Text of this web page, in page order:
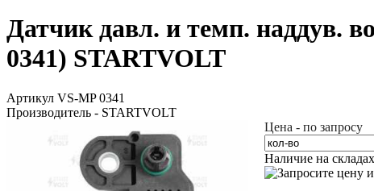
Датчик давл. и темп. наддув.
0341) STARTVOLT
Артикул VS-MP 0341
Производитель - STARTVOLT
Цена - по запросу
Наличие на складах